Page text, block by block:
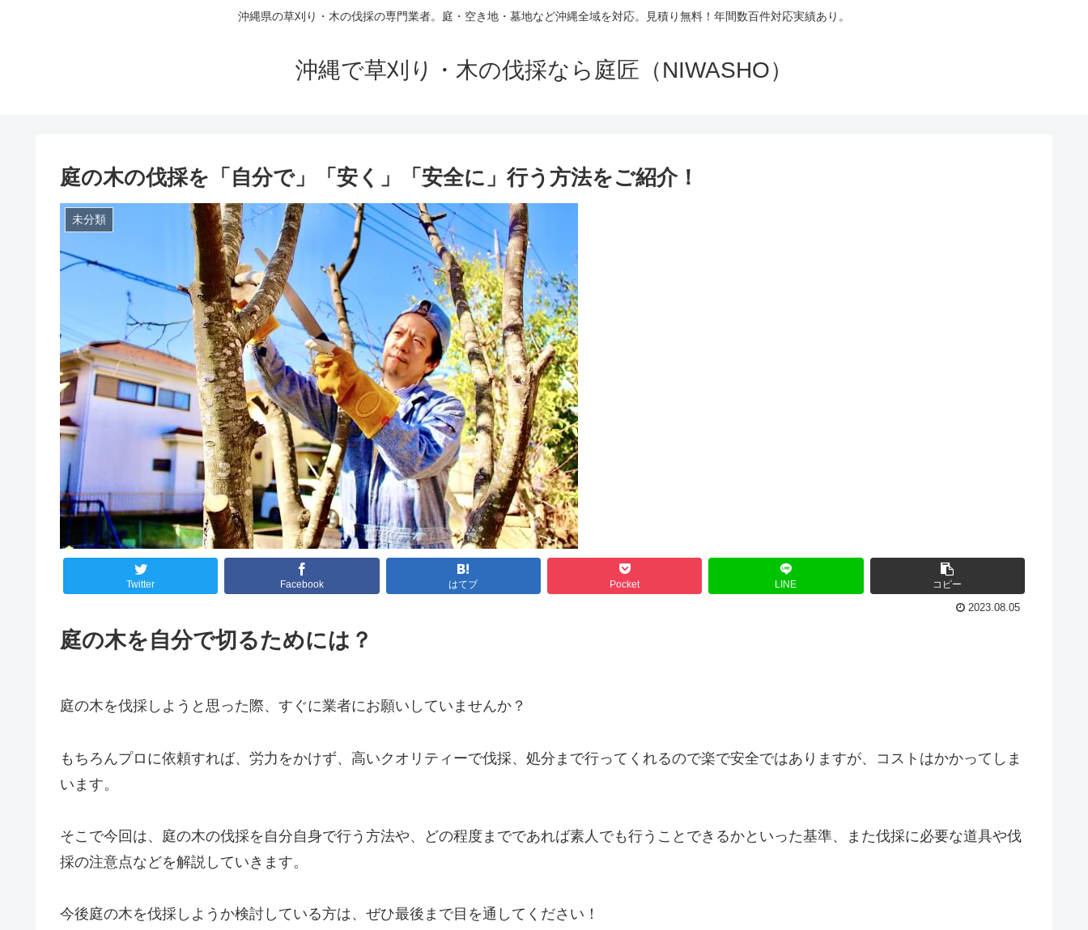
沖縄県の草刈り・木の伐採の専門業者。庭・空き地・墓地など沖縄全域を対応。見積り無料！年間数百件対応実績あり。
沖縄で草刈り・木の伐採なら庭匠（NIWASHO）
庭の木の伐採を「自分で」「安く」「安全に」行う方法をご紹介！
未分類
Twitter Facebook はてブ Pocket LINE コピー
2023.08.05
庭の木を自分で切るためには？
庭の木を伐採しようと思った際、すぐに業者にお願いしていませんか？
もちろんプロに依頼すれば、労力をかけず、高いクオリティーで伐採、処分まで行ってくれるので楽で安全ではありますが、コストはかかってしま
います。
そこで今回は、庭の木の伐採を自分自身で行う方法や、どの程度までであれば素人でも行うことできるかといった基準、また伐採に必要な道具や伐
採の注意点などを解説していきます。
今後庭の木を伐採しようか検討している方は、ぜひ最後まで目を通してください！